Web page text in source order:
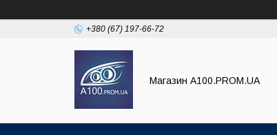
+380 (67) 197-66-72
Магазин A100.PROM.UA